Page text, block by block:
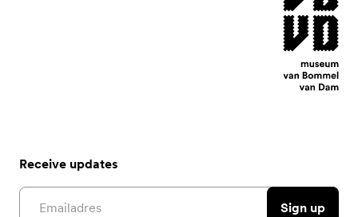
Receive updates
Email address
Sign up